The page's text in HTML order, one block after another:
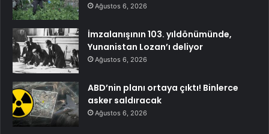
Ağustos 6, 2026
İmzalanışının 103. yıldönümünde,
Yunanistan Lozan’ı deliyor
Ağustos 6, 2026
ABD’nin planı ortaya çıktı! Binlerce
asker saldıracak
Ağustos 6, 2026